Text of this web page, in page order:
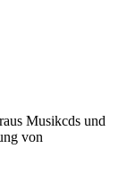
Musikcds und
von